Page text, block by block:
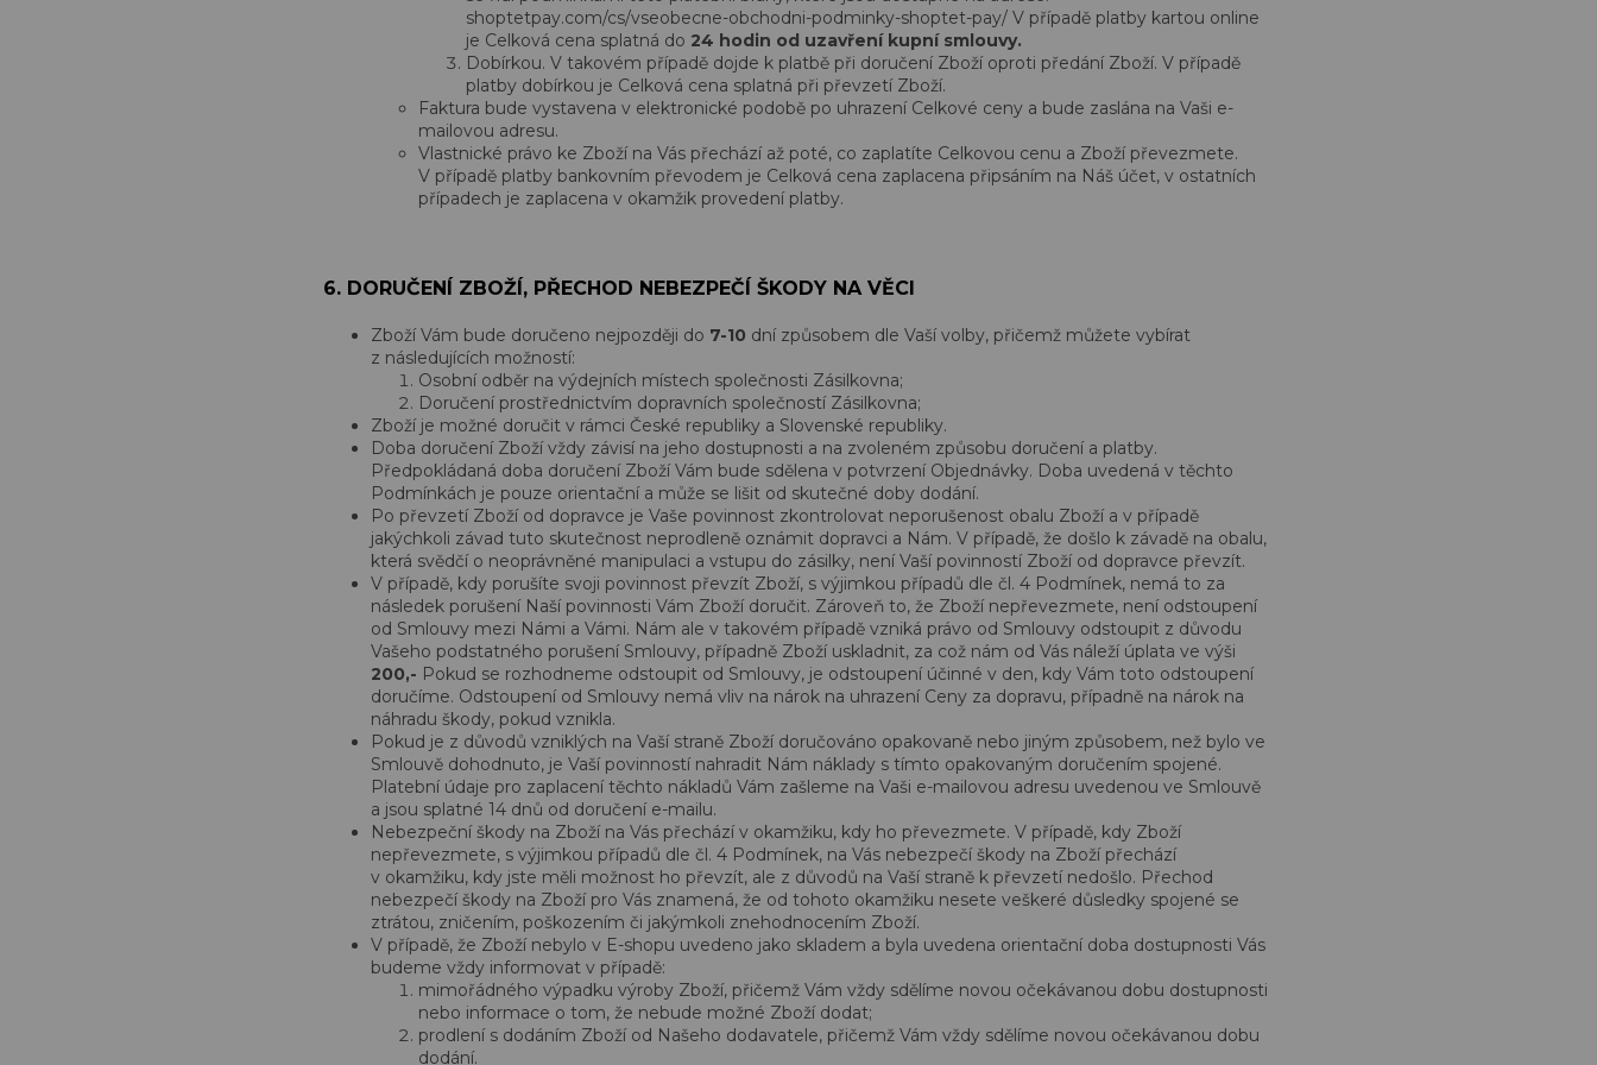
shoptetpay.com/cs/vseobecne-obchodni-podminky-shoptet-pay/ V případě platby kartou online
je Celková cena splatná do 24 hodin od uzavření kupní smlouvy.
Dobírkou. V takovém případě dojde k platbě při doručení Zboží oproti předání Zboží. V případě
platby dobírkou je Celková cena splatná při převzetí Zboží.
Faktura bude vystavena v elektronické podobě po uhrazení Celkové ceny a bude zaslána na Vaši e-
mailovou adresu.
Vlastnické právo ke Zboží na Vás přechází až poté, co zaplatíte Celkovou cenu a Zboží převezmete.
V případě platby bankovním převodem je Celková cena zaplacena připsáním na Náš účet, v ostatních
případech je zaplacena v okamžik provedení platby.
6. DORUČENÍ ZBOŽÍ, PŘECHOD NEBEZPEČÍ ŠKODY NA VĚCI
Zboží Vám bude doručeno nejpozději do 7-10 dní způsobem dle Vaší volby, přičemž můžete vybírat
z následujících možností:
Osobní odběr na výdejních místech společnosti Zásilkovna;
Doručení prostřednictvím dopravních společností Zásilkovna;
Zboží je možné doručit v rámci České republiky a Slovenské republiky.
Doba doručení Zboží vždy závisí na jeho dostupnosti a na zvoleném způsobu doručení a platby.
Předpokládaná doba doručení Zboží Vám bude sdělena v potvrzení Objednávky. Doba uvedená v těchto
Podmínkách je pouze orientační a může se lišit od skutečné doby dodání.
Po převzetí Zboží od dopravce je Vaše povinnost zkontrolovat neporušenost obalu Zboží a v případě
jakýchkoli závad tuto skutečnost neprodleně oznámit dopravci a Nám. V případě, že došlo k závadě na obalu,
která svědčí o neoprávněné manipulaci a vstupu do zásilky, není Vaší povinností Zboží od dopravce převzít.
V případě, kdy porušíte svoji povinnost převzít Zboží, s výjimkou případů dle čl. 4 Podmínek, nemá to za
následek porušení Naší povinnosti Vám Zboží doručit. Zároveň to, že Zboží nepřevezmete, není odstoupení
od Smlouvy mezi Námi a Vámi. Nám ale v takovém případě vzniká právo od Smlouvy odstoupit z důvodu
Vašeho podstatného porušení Smlouvy, případně Zboží uskladnit, za což nám od Vás náleží úplata ve výši
200,- Pokud se rozhodneme odstoupit od Smlouvy, je odstoupení účinné v den, kdy Vám toto odstoupení
doručíme. Odstoupení od Smlouvy nemá vliv na nárok na uhrazení Ceny za dopravu, případně na nárok na
náhradu škody, pokud vznikla.
Pokud je z důvodů vzniklých na Vaší straně Zboží doručováno opakovaně nebo jiným způsobem, než bylo ve
Smlouvě dohodnuto, je Vaší povinností nahradit Nám náklady s tímto opakovaným doručením spojené.
Platební údaje pro zaplacení těchto nákladů Vám zašleme na Vaši e-mailovou adresu uvedenou ve Smlouvě
a jsou splatné 14 dnů od doručení e-mailu.
Nebezpeční škody na Zboží na Vás přechází v okamžiku, kdy ho převezmete. V případě, kdy Zboží
nepřevezmete, s výjimkou případů dle čl. 4 Podmínek, na Vás nebezpečí škody na Zboží přechází
v okamžiku, kdy jste měli možnost ho převzít, ale z důvodů na Vaší straně k převzetí nedošlo. Přechod
nebezpečí škody na Zboží pro Vás znamená, že od tohoto okamžiku nesete veškeré důsledky spojené se
ztrátou, zničením, poškozením či jakýmkoli znehodnocením Zboží.
V případě, že Zboží nebylo v E-shopu uvedeno jako skladem a byla uvedena orientační doba dostupnosti Vás
budeme vždy informovat v případě:
mimořádného výpadku výroby Zboží, přičemž Vám vždy sdělíme novou očekávanou dobu dostupnosti
nebo informace o tom, že nebude možné Zboží dodat;
prodlení s dodáním Zboží od Našeho dodavatele, přičemž Vám vždy sdělíme novou očekávanou dobu
dodání.